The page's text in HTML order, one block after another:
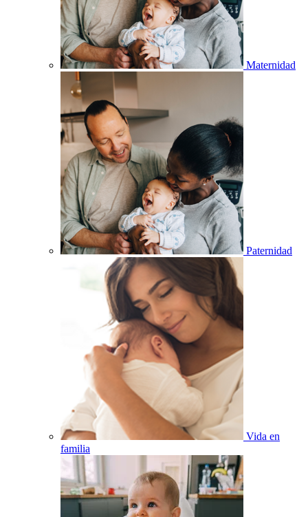
Maternidad
Paternidad
Vida en
familia